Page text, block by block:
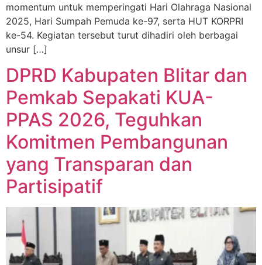
momentum untuk memperingati Hari Olahraga Nasional
2025, Hari Sumpah Pemuda ke-97, serta HUT KORPRI
ke-54. Kegiatan tersebut turut dihadiri oleh berbagai
unsur […]
DPRD Kabupaten Blitar dan
Pemkab Sepakati KUA-
PPAS 2026, Teguhkan
Komitmen Pembangunan
yang Transparan dan
Partisipatif